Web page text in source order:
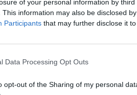
of your personal information by third
This information may also be disclosed
Participants that may further disclose it
Data Processing Opt Outs
opt-out of the Sharing of my personal
ΕΚΕΔΑ
Κέντρο
του Γραφείου του ΕΚ στην
να αναλυθούν τα ευρήματα